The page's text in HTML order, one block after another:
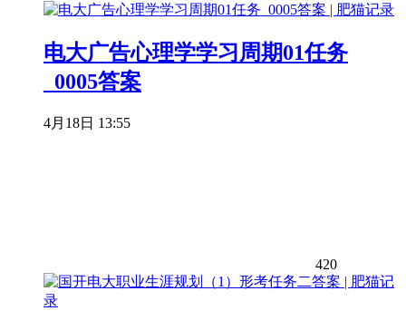
电大广告心理学学习周期01任务
_0005答案
4月18日 13:55
420